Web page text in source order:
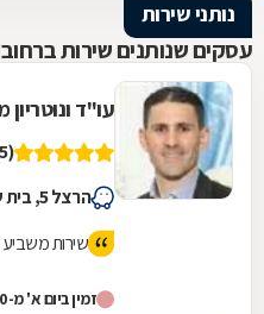
נותני שירות
עסקים שנותנים שירות
עו"ד
(5)
הרצל 5, בית שמש
שירות משביע
זמין ביום א' מ-9:00